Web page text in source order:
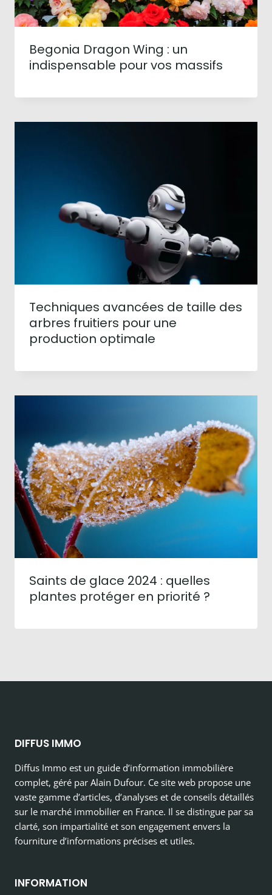
Begonia Dragon Wing : un
indispensable pour vos massifs
Techniques avancées de taille des
arbres fruitiers pour une
production optimale
Saints de glace 2024 : quelles
plantes protéger en priorité ?
DIFFUS IMMO
Diffus Immo est un guide d’information immobilière
complet, géré par Alain Dufour. Ce site web propose une
vaste gamme d’articles, d’analyses et de conseils détaillés
sur le marché immobilier en France. Il se distingue par sa
clarté, son impartialité et son engagement envers la
fourniture d’informations précises et utiles.
INFORMATION